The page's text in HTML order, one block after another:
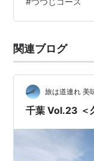
思ってプレーに
いコースだった
1（10,2:5）：出
関連ブログ
旅は道連れ 美
千葉 Vol.23 ＜